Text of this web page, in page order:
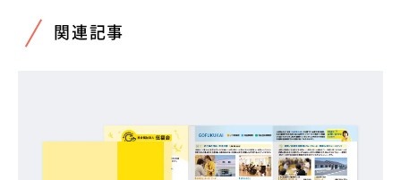
関連記事